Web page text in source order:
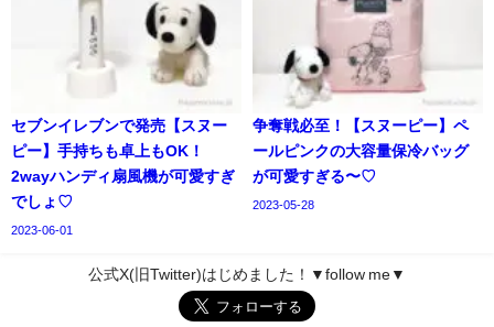
セブンイレブンで発売【スヌー
ピー】手持ちも卓上もOK！
2wayハンディ扇風機が可愛すぎ
でしょ♡
2023-06-01
争奪戦必至！【スヌーピー】ペ
ールピンクの大容量保冷バッグ
が可愛すぎる〜♡
2023-05-28
公式X(旧Twitter)はじめました！▼follow me▼